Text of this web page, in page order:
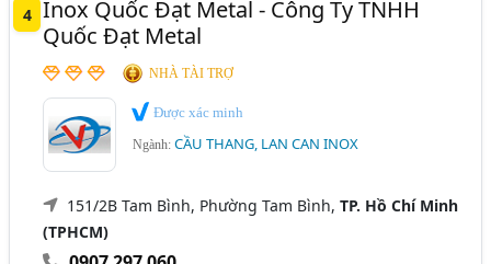
4 Inox Quốc Đạt Metal - Công Ty TNHH
Quốc Đạt Metal
NHÀ TÀI TRỢ
Được xác minh
Ngành:CẦU THANG, LAN CAN INOX
151/2B Tam Bình, Phường Tam Bình,TP. Hồ Chí Minh
(TPHCM)